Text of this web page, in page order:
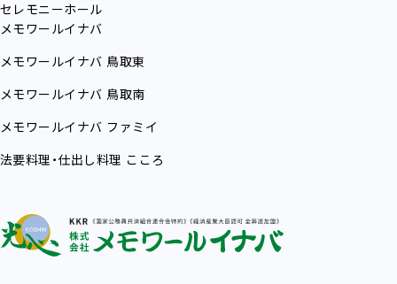
セレモニーホール
メモワールイナバ
メモワールイナバ 鳥取東
メモワールイナバ 鳥取南
メモワールイナバ ファミイ
法要料理・仕出し料理 こころ